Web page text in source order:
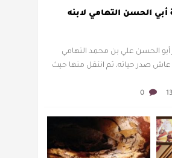
أبو الحسن علي بن محمد التهامي
سنة 360 وفيها عاش صدر حياته، ثم انتقل منها حيث
0